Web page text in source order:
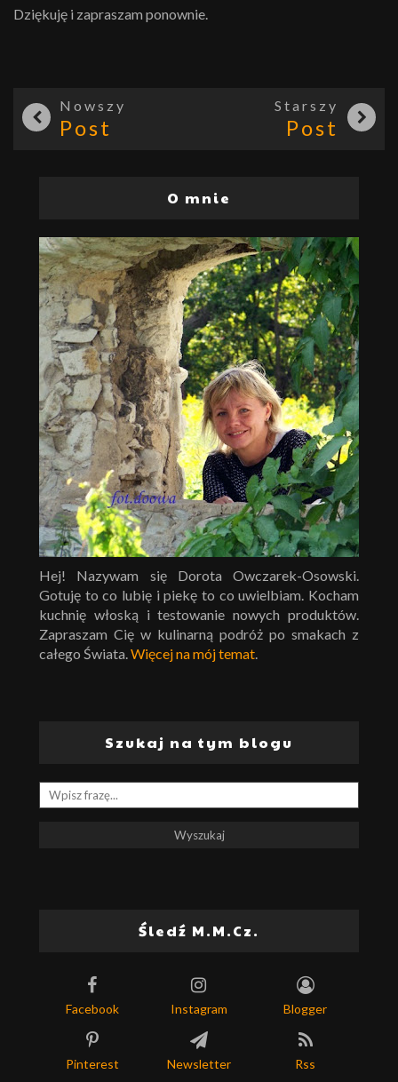
Dziękuję i zapraszam ponownie.
Nowszy
Post
Starszy
Post
O mnie
Hej! Nazywam się Dorota Owczarek-Osowski.
Gotuję to co lubię i piekę to co uwielbiam. Kocham
kuchnię włoską i testowanie nowych produktów.
Zapraszam Cię w kulinarną podróż po smakach z
całego Świata. Więcej na mój temat
Szukaj na tym blogu
Śledź M.M.Cz.
Facebook Instagram Blogger
Pinterest Newsletter Rss